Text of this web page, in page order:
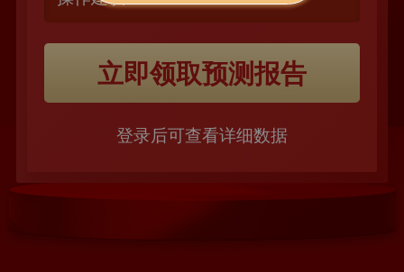
立即领取预测报告
登录后可查看详细数据